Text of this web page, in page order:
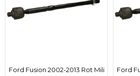
Ford Fusion 2002-2013 Rot Mili
Ford